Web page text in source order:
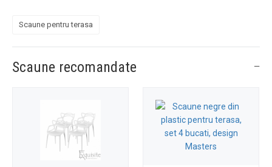
Scaune pentru terasa
Scaune recomandate